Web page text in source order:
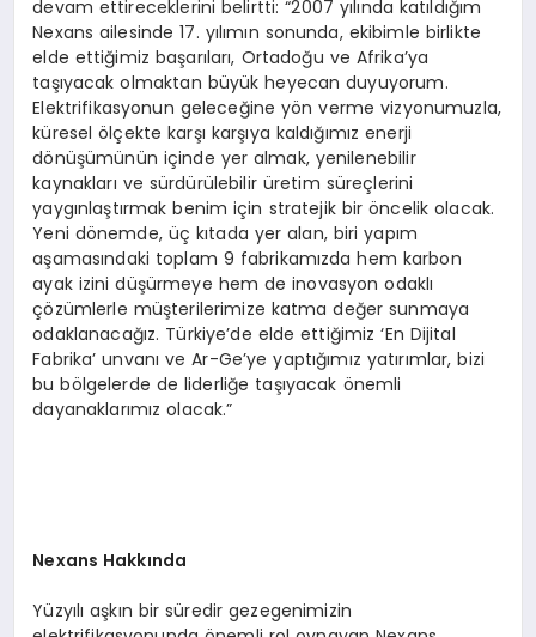
devam ettireceklerini belirtti: “2007 yılında katıldığım
Nexans ailesinde 17. yılımın sonunda, ekibimle birlikte
elde ettiğimiz başarıları, Ortadoğu ve Afrika’ya
taşıyacak olmaktan büyük heyecan duyuyorum.
Elektrifikasyonun geleceğine yön verme vizyonumuzla,
küresel ölçekte karşı karşıya kaldığımız enerji
dönüşümünün içinde yer almak, yenilenebilir
kaynakları ve sürdürülebilir üretim süreçlerini
yaygınlaştırmak benim için stratejik bir öncelik olacak.
Yeni dönemde, üç kıtada yer alan, biri yapım
aşamasındaki toplam 9 fabrikamızda hem karbon
ayak izini düşürmeye hem de inovasyon odaklı
çözümlerle müşterilerimize katma değer sunmaya
odaklanacağız. Türkiye’de elde ettiğimiz ‘En Dijital
Fabrika’ unvanı ve Ar-Ge’ye yaptığımız yatırımlar, bizi
bu bölgelerde de liderliğe taşıyacak önemli
dayanaklarımız olacak.”
Nexans Hakkında
Yüzyılı aşkın bir süredir gezegenimizin